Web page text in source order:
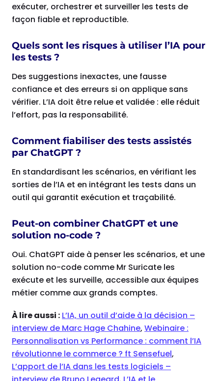
exécuter, orchestrer et surveiller les tests de
façon fiable et reproductible.
Quels sont les risques à utiliser l’IA pour
les tests ?
Des suggestions inexactes, une fausse
confiance et des erreurs si on applique sans
vérifier. L’IA doit être relue et validée : elle réduit
l’effort, pas la responsabilité.
Comment fiabiliser des tests assistés
par ChatGPT ?
En standardisant les scénarios, en vérifiant les
sorties de l’IA et en intégrant les tests dans un
outil qui garantit exécution et traçabilité.
Peut-on combiner ChatGPT et une
solution no-code ?
Oui. ChatGPT aide à penser les scénarios, et une
solution no-code comme Mr Suricate les
exécute et les surveille, accessible aux équipes
métier comme aux grands comptes.
À lire aussi : L’IA, un outil d’aide à la décision –
interview de Marc Hage Chahine, Webinaire :
Personnalisation vs Performance : comment l’IA
révolutionne le commerce ? ft Sensefuel,
L’apport de l’IA dans les tests logiciels –